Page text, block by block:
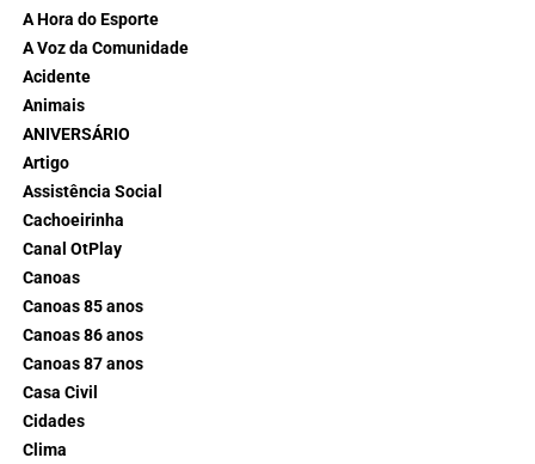
A Hora do Esporte
A Voz da Comunidade
Acidente
Animais
ANIVERSÁRIO
Artigo
Assistência Social
Cachoeirinha
Canal OtPlay
Canoas
Canoas 85 anos
Canoas 86 anos
Canoas 87 anos
Casa Civil
Cidades
Clima